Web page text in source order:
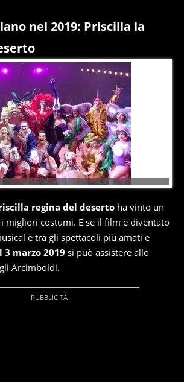
nel 2019: Priscilla la
regina del deserto ha vinto un
migliori costumi. E se il film è diventato
è tra gli spettacoli più amati e
3 marzo 2019 si può assistere allo
Arcimboldi.